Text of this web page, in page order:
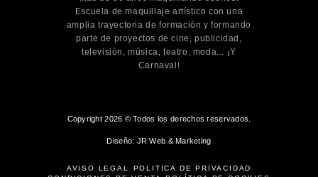
Escuela de maquillaje artístico con una
amplia trayectoria de formación y formando
parte de proyectos de cine, publicidad,
televisión, música, teatro, moda... ¡Y
Carnaval!
Copyright 2026 © Todos los derechos reservados.
Diseño: JR Web & Marketing
AVISO LEGAL
POLÍTICA DE PRIVACIDAD